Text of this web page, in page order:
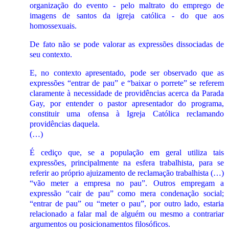
organização do evento - pelo maltrato do emprego de
imagens de santos da igreja católica - do que aos
homossexuais.
De fato não se pode valorar as expressões dissociadas de
seu contexto.
E, no contexto apresentado, pode ser observado que as
expressões “entrar de pau” e “baixar o porrete” se referem
claramente à necessidade de providências acerca da Parada
Gay, por entender o pastor apresentador do programa,
constituir uma ofensa à Igreja Católica reclamando
providências daquela.
(…)
É cediço que, se a população em geral utiliza tais
expressões, principalmente na esfera trabalhista, para se
referir ao próprio ajuizamento de reclamação trabalhista (…)
“vão meter a empresa no pau”. Outros empregam a
expressão “cair de pau” como mera condenação social;
“entrar de pau” ou “meter o pau”, por outro lado, estaria
relacionado a falar mal de alguém ou mesmo a contrariar
argumentos ou posicionamentos filosóficos.